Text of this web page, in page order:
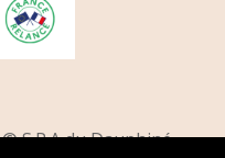
© S.P.A du Dauphiné